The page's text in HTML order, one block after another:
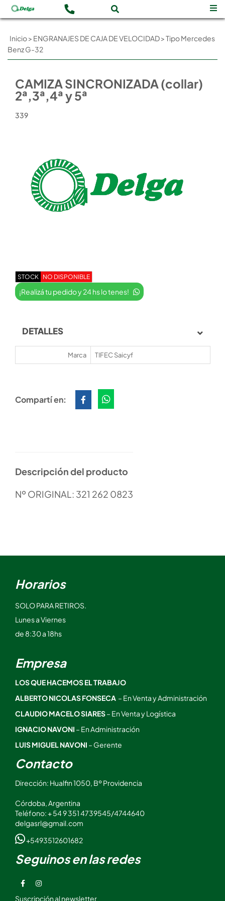
Inicio> ENGRANAJES DE CAJA DE VELOCIDAD>Tipo Mercedes
Benz G-32
CAMIZA SINCRONIZADA (collar)
2ª,3ª,4ª y 5ª
339
STOCK NO DISPONIBLE
¡Realizá tu pedido y 24 hs lo tenes!
DETALLES
Marca TIFEC Saicyf
Compartí en:
Descripción del producto
Nº ORIGINAL: 321 262 0823
Horarios
SOLO PARA RETIROS.
Lunes a Viernes
de 8:30 a 18hs
Empresa
LOS QUE HACEMOS EL TRABAJO
ALBERTO NICOLAS FONSECA – En Venta y Administración
CLAUDIO MACELO SIARES– En Venta y Logística
IGNACIO NAVONI – En Administración
LUIS MIGUEL NAVONI – Gerente
Contacto
Dirección: Hualfin 1050, Bº Providencia
Córdoba, Argentina
Teléfono: + 54 9 351 4739545/4744640
delgasrl@gmail.com
+5493512601682
Seguinos en las redes
Suscripción al newsletter